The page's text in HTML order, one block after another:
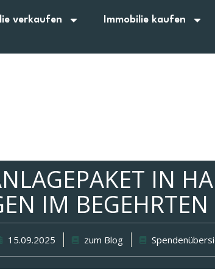
verkaufen Immobilie kaufen
IN
IM BEGEHRTEN
15.09.2025 zum Blog